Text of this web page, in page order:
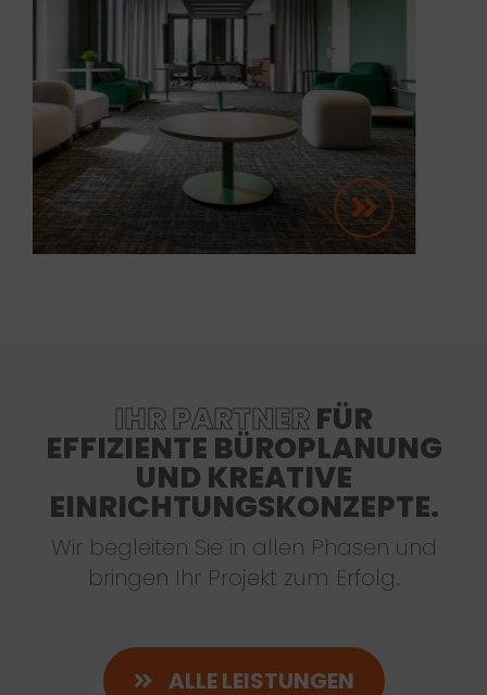
IHR PARTNERFÜR
EFFIZIENTE BÜROPLANUNG
UND KREATIVE
EINRICHTUNGSKONZEPTE.
Wir begleiten Sie in allen Phasen und
bringen Ihr Projekt zum Erfolg.
ALLE LEISTUNGEN